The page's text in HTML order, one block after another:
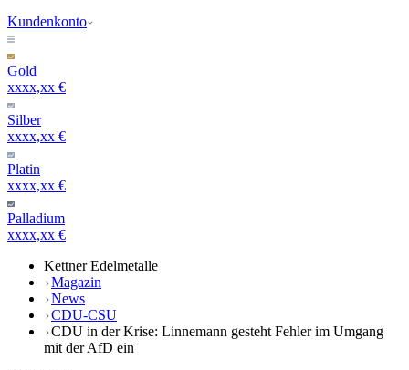
Kundenkonto
Gold
xxxx,xx €
Silber
xxxx,xx €
Platin
xxxx,xx €
Palladium
xxxx,xx €
Kettner Edelmetalle
Magazin
News
CDU-CSU
CDU in der Krise: Linnemann gesteht Fehler im Umgang
mit der AfD ein